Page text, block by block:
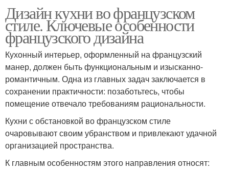
Дизайн кухни во французском
стиле. Ключевые особенности
французского дизайна
Кухонный интерьер, оформленный на французский
манер, должен быть функциональным и изысканно-
романтичным. Одна из главных задач заключается в
сохранении практичности: позаботьтесь, чтобы
помещение отвечало требованиям рациональности.
Кухни с обстановкой во французском стиле
очаровывают своим убранством и привлекают удачной
организацией пространства.
К главным особенностям этого направления относят: